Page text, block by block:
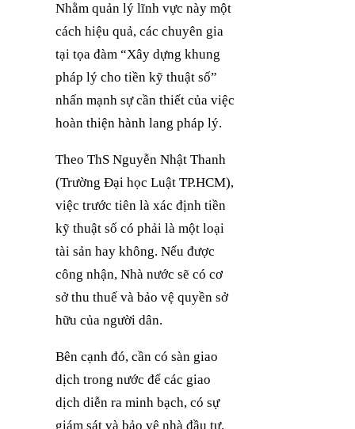
Nhằm quản lý lĩnh vực này một
cách hiệu quả, các chuyên gia
tại tọa đàm “Xây dựng khung
pháp lý cho tiền kỹ thuật số”
nhấn mạnh sự cần thiết của việc
hoàn thiện hành lang pháp lý.
Theo ThS Nguyễn Nhật Thanh
(Trường Đại học Luật TP.HCM),
việc trước tiên là xác định tiền
kỹ thuật số có phải là một loại
tài sản hay không. Nếu được
công nhận, Nhà nước sẽ có cơ
sở thu thuế và bảo vệ quyền sở
hữu của người dân.
Bên cạnh đó, cần có sàn giao
dịch trong nước để các giao
dịch diễn ra minh bạch, có sự
giám sát và bảo vệ nhà đầu tư.